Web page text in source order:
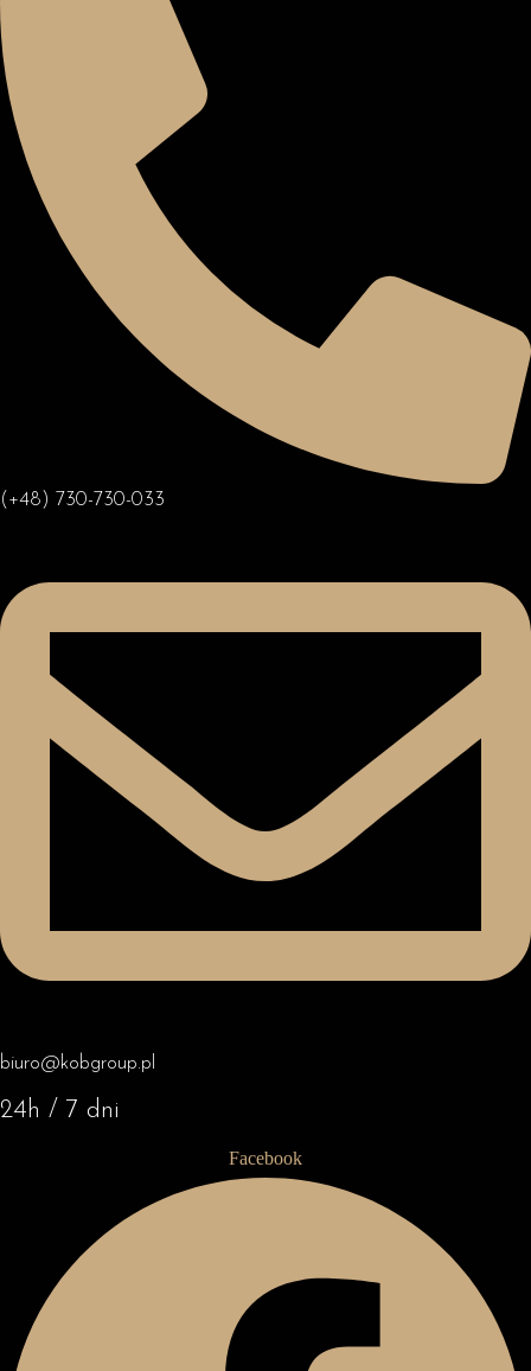
(+48) 730-730-033
biuro@kobgroup.pl
24h / 7 dni
Facebook